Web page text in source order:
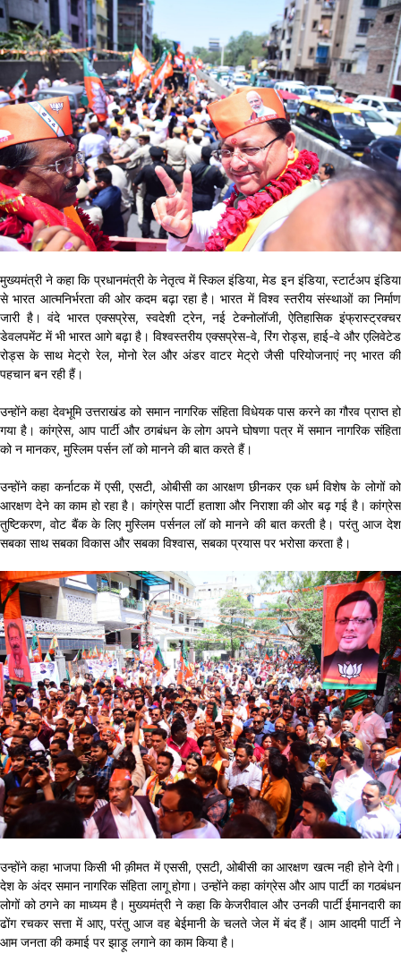
मुख्यमंत्री ने कहा कि प्रधानमंत्री के नेतृत्व में स्किल इंडिया, मेड इन इंडिया, स्टार्टअप इंडिया
से भारत आत्मनिर्भरता की ओर कदम बढ़ा रहा है। भारत में विश्व स्तरीय संस्थाओं का निर्माण
जारी है। वंदे भारत एक्सप्रेस, स्वदेशी ट्रेन, नई टेक्नोलॉजी, ऐतिहासिक इंफ्रास्ट्रक्चर
डेवलपमेंट में भी भारत आगे बढ़ा है। विश्वस्तरीय एक्सप्रेस-वे, रिंग रोड्स, हाई-वे और एलिवेटेड
रोड्स के साथ मेट्रो रेल, मोनो रेल और अंडर वाटर मेट्रो जैसी परियोजनाएं नए भारत की
पहचान बन रही हैं।
उन्होंने कहा देवभूमि उत्तराखंड को समान नागरिक संहिता विधेयक पास करने का गौरव प्राप्त हो
गया है। कांग्रेस, आप पार्टी और ठगबंधन के लोग अपने घोषणा पत्र में समान नागरिक संहिता
को न मानकर, मुस्लिम पर्सन लॉ को मानने की बात करते हैं।
उन्होंने कहा कर्नाटक में एसी, एसटी, ओबीसी का आरक्षण छीनकर एक धर्म विशेष के लोगों को
आरक्षण देने का काम हो रहा है। कांग्रेस पार्टी हताशा और निराशा की ओर बढ़ गई है। कांग्रेस
तुष्टिकरण, वोट बैंक के लिए मुस्लिम पर्सनल लॉ को मानने की बात करती है। परंतु आज देश
सबका साथ सबका विकास और सबका विश्वास, सबका प्रयास पर भरोसा करता है।
उन्होंने कहा भाजपा किसी भी क़ीमत में एससी, एसटी, ओबीसी का आरक्षण खत्म नही होने देगी।
देश के अंदर समान नागरिक संहिता लागू होगा। उन्होंने कहा कांग्रेस और आप पार्टी का गठबंधन
लोगों को ठगने का माध्यम है। मुख्यमंत्री ने कहा कि केजरीवाल और उनकी पार्टी ईमानदारी का
ढोंग रचकर सत्ता में आए, परंतु आज वह बेईमानी के चलते जेल में बंद हैं। आम आदमी पार्टी ने
आम जनता की कमाई पर झाड़ू लगाने का काम किया है।